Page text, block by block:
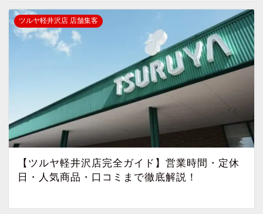
ツルヤ軽井沢店 店舗集客
【ツルヤ軽井沢店完全ガイド】営業時間・定休
日・人気商品・口コミまで徹底解説！